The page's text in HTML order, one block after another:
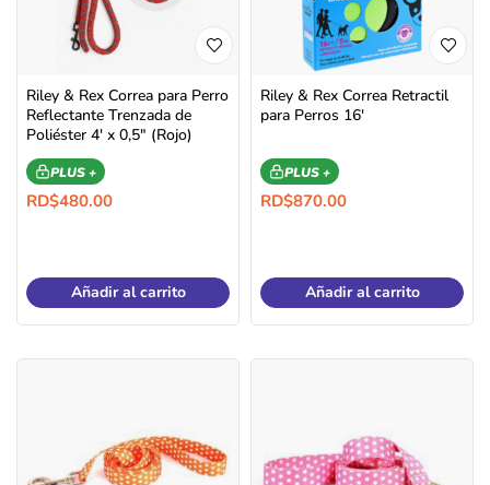
Riley & Rex Correa para Perro
Reflectante Trenzada de
Poliéster 4′ x 0,5″ (Rojo)
PLUS +
RD$480.00
Añadir al carrito
Riley & Rex Correa Retractil
para Perros 16′
PLUS +
RD$870.00
Añadir al carrito